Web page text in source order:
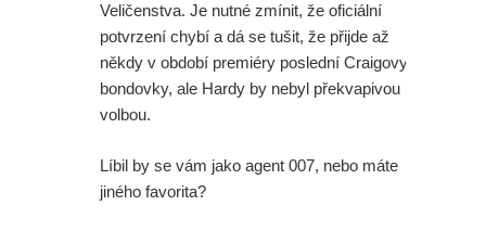
Veličenstva. Je nutné zmínit, že oficiální
potvrzení chybí a dá se tušit, že přijde až
někdy v období premiéry poslední Craigovy
bondovky, ale Hardy by nebyl překvapivou
volbou.
Líbil by se vám jako agent 007, nebo máte
jiného favorita?